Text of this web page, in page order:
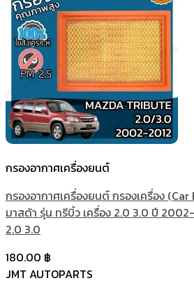
กรองอากาศเครื่องยนต์
กรองอากาศเครื่องยนต์ กรองเครื่อง
มาสด้า รุ่น ทรีบิ้ว เครื่อง 2.0 3.0 ปี
2.0 3.0
180.00 ฿
JMT AUTOPARTS